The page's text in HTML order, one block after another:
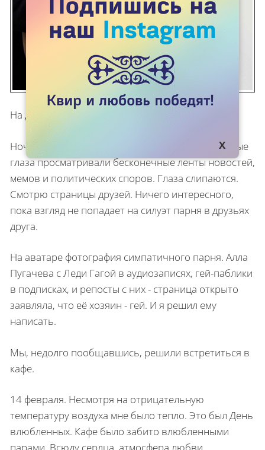
На дворе стоял снежный февраль.
Ночь. Бессонная ночь в социальной сети. Усталые
глаза просматривали бесконечные ленты новостей,
мемов и политических споров. Глаза слипаются.
Смотрю страницы друзей. Ничего интересного,
пока взгляд не попадает на силуэт парня в друзьях
друга.
На аватаре фотография симпатичного парня. Алла
Пугачева с Леди Гагой в аудиозаписях, гей-паблики
в подписках, и репосты с них - страница открыто
заявляла, что её хозяин - гей. И я решил ему
написать.
Мы, недолго пообщавшись, решили встретиться в
кафе.
14 февраля. Несмотря на отрицательную
температуру воздуха мне было тепло. Это был День
влюбленных. Кафе было забито влюбленными